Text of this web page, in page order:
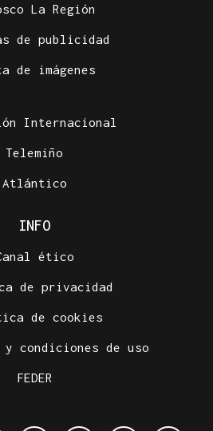
La Región
de publicidad
de imágenes
Internacional
Telemiño
Atlántico
INFO
ético
de privacidad
de cookies
condiciones de uso
FEDER